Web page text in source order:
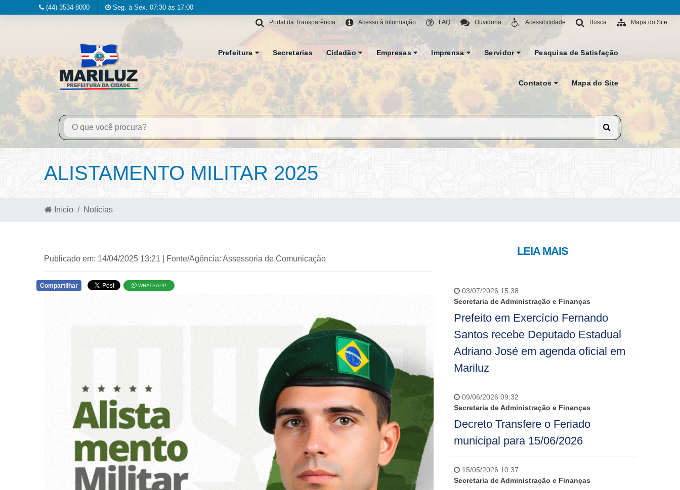
(44) 3534-8000 Seg. à Sex. 07:30 às 17:00
Mapa do Site
Busca
Acessibilidade
Ouvidoria
FAQ
Acesso à Informação
Portal da Transparência
Prefeitura Secretarias Cidadão Empresas Imprensa Servidor Pesquisa de Satisfação
Contatos Mapa do Site
ALISTAMENTO MILITAR 2025
Início Notícias
Publicado em: 14/04/2025 13:21 | Fonte/Agência: Assessoria de Comunicação
Compartilhar WHATSAPP
LEIA MAIS
03/07/2026 15:38
Secretaria de Administração e Finanças
Prefeito em Exercício Fernando
Santos recebe Deputado Estadual
Adriano José em agenda oficial em
Mariluz
09/06/2026 09:32
Secretaria de Administração e Finanças
Decreto Transfere o Feriado
municipal para 15/06/2026
15/05/2026 10:37
Secretaria de Administração e Finanças